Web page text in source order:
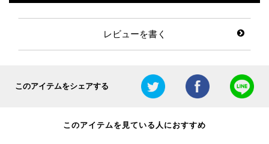
レビューを書く
このアイテムをシェアする
このアイテムを見ている人におすすめ